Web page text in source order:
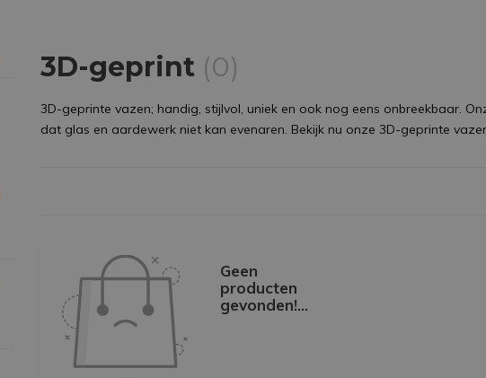
3D-geprint (0)
3D-geprinte vazen; handig, stijlvol, uniek en ook nog eens onbreekbaar.
dat glas en aardewerk niet kan evenaren. Bekijk nu onze 3D-geprinte
Geen
producten
gevonden!...